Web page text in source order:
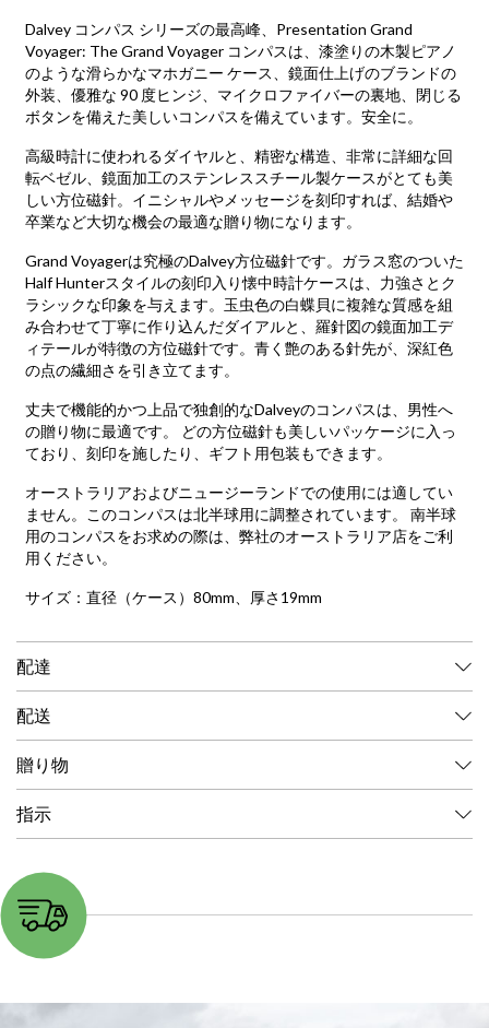
Dalvey コンパス シリーズの最高峰、Presentation Grand
Voyager: The Grand Voyager コンパスは、漆塗りの木製ピアノ
のような滑らかなマホガニー ケース、鏡面仕上げのブランドの
外装、優雅な 90 度ヒンジ、マイクロファイバーの裏地、閉じる
ボタンを備えた美しいコンパスを備えています。安全に。
高級時計に使われるダイヤルと、精密な構造、非常に詳細な回
転ベゼル、鏡面加工のステンレススチール製ケースがとても美
しい方位磁針。イニシャルやメッセージを刻印すれば、結婚や
卒業など大切な機会の最適な贈り物になります。
Grand Voyagerは究極のDalvey方位磁針です。ガラス窓のついた
Half Hunterスタイルの刻印入り懐中時計ケースは、力強さとク
ラシックな印象を与えます。玉虫色の白蝶貝に複雑な質感を組
み合わせて丁寧に作り込んだダイアルと、羅針図の鏡面加工デ
ィテールが特徴の方位磁針です。青く艶のある針先が、深紅色
の点の繊細さを引き立てます。
丈夫で機能的かつ上品で独創的なDalveyのコンパスは、男性へ
の贈り物に最適です。 どの方位磁針も美しいパッケージに入っ
ており、刻印を施したり、ギフト用包装もできます。
オーストラリアおよびニュージーランドでの使用には適してい
ません。このコンパスは北半球用に調整されています。 南半球
用のコンパスをお求めの際は、弊社のオーストラリア店をご利
用ください。
サイズ：直径（ケース）80mm、厚さ19mm
配達
配送
贈り物
指示